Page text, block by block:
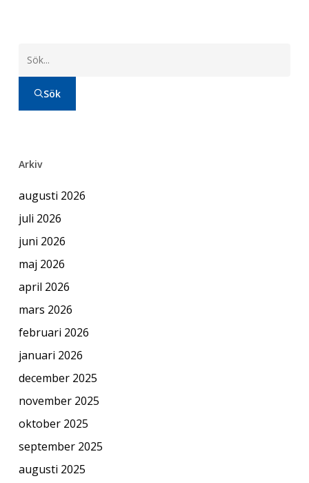
Sök
Arkiv
augusti 2026
juli 2026
juni 2026
maj 2026
april 2026
mars 2026
februari 2026
januari 2026
december 2025
november 2025
oktober 2025
september 2025
augusti 2025